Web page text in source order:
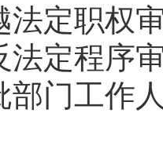
法定职权
法定程序
部门工作